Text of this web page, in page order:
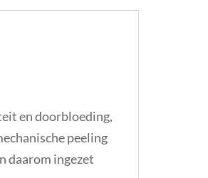
en doorbloeding,
peeling
daarom ingezet